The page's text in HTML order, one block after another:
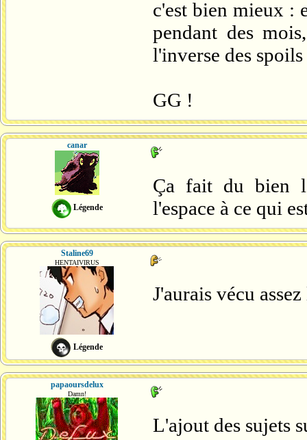
c'est bien mieux :
pendant des
l'inverse des
GG !
canar
Légende
Ça fait du bien
l'espace à ce qui
Staline69
HENTAIVIRUS
Légende
J'aurais vécu
papaoursdelux
Damn!
L'ajout des sujets